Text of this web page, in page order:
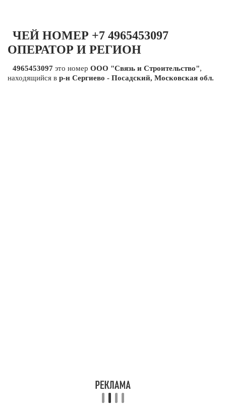
ЧЕЙ НОМЕР +7 4965453097
ОПЕРАТОР И РЕГИОН
4965453097 это номер ООО "Связь и Строительство",
находящийся в р-н Сергиево - Посадский, Московская обл.